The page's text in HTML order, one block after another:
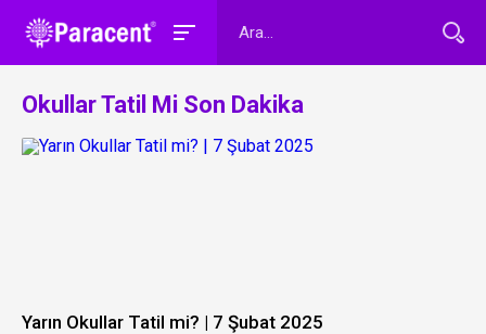
Okullar Tatil Mi Son Dakika
Yarın Okullar Tatil mi? | 7 Şubat 2025